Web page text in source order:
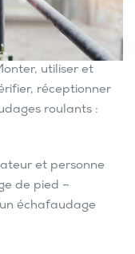
utiliser et
réceptionner
roulants :
et personne
de pied –
échafaudage